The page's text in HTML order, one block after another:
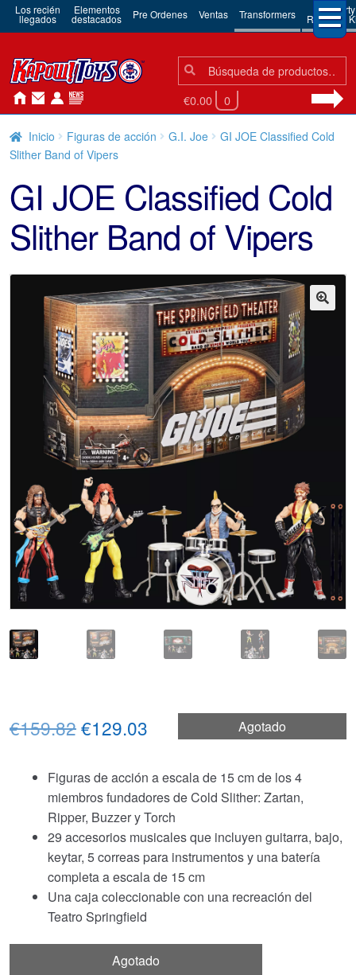
Los recién
llegados
Elementos
destacados Pre Ordenes Ventas Transformers 3rd Party
Robots &
Búsqueda:
Búsqueda
€0.00 0
Inicio Figuras de acción G.I. Joe
GI JOE Classified Cold
Slither Band of Vipers
GI JOE Classified Cold
Slither Band of Vipers
Agotado
€159.82El
original
era:
€159.82.
€129.03
actual
es:
€129.03.
Figuras de acción a escala de 15 cm de los 4
miembros fundadores de Cold Slither: Zartan,
Ripper, Buzzer y Torch
29 accesorios musicales que incluyen guitarra, bajo,
keytar, 5 correas para instrumentos y una batería
completa a escala de 15 cm
Una caja coleccionable con una recreación del
Teatro Springfield
Agotado